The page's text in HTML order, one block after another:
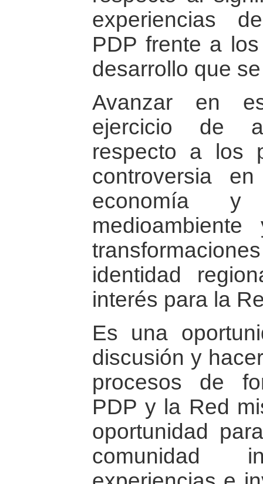
experiencias
PDP frente a
desarrollo que
Avanzar en
ejercicio de
respecto a los
controversia
economía
identidad
interés para la
Es una
discusión y
procesos de
PDP y la Red
oportunidad
comunidad